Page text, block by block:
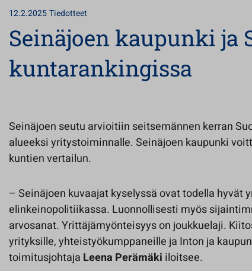
12.2.2025Tiedotteet
Seinäjoen kaupunki ja
kuntarankingissa
Seinäjoen seutu arvioitiin seitsemännen kerran
alueeksi yritystoiminnalle. Seinäjoen kaupunki
kuntien vertailun.
– Seinäjoen kuvaajat kyselyssä ovat todella hyvät
elinkeinopolitiikassa. Luonnollisesti myös
arvosanat. Yrittäjämyönteisyys on joukkuelaji.
yrityksille, yhteistyökumppaneille ja Inton ja
toimitusjohtaja Leena Perämäki iloitsee.